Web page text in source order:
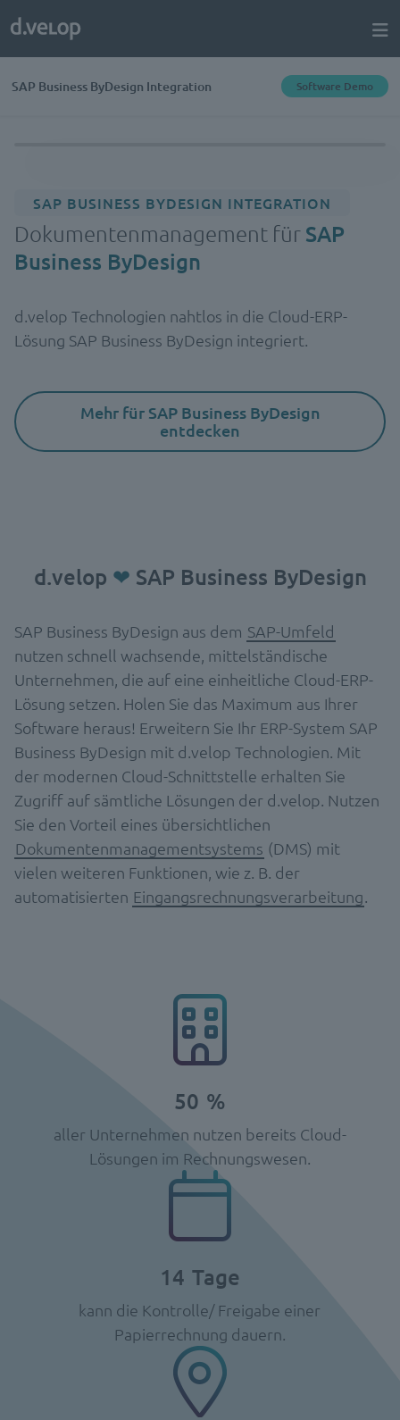
SAP Business ByDesign Integration Software Demo
SAP BUSINESS BYDESIGN INTEGRATION
Dokumentenmanagement für SAP
Business ByDesign
d.velop Technologien nahtlos in die Cloud-ERP-
Lösung SAP Business ByDesign integriert.
Mehr für SAP Business ByDesign
entdecken
d.velop ❤ SAP Business ByDesign
SAP Business ByDesign aus dem SAP-Umfeld
nutzen schnell wachsende, mittelständische
Unternehmen, die auf eine einheitliche Cloud-ERP-
Lösung setzen. Holen Sie das Maximum aus Ihrer
Software heraus! Erweitern Sie Ihr ERP-System SAP
Business ByDesign mit d.velop Technologien. Mit
der modernen Cloud-Schnittstelle erhalten Sie
Zugriff auf sämtliche Lösungen der d.velop. Nutzen
Sie den Vorteil eines übersichtlichen
Dokumentenmanagementsystems (DMS) mit
vielen weiteren Funktionen, wie z. B. der
automatisierten Eingangsrechnungsverarbeitung.
50 %
aller Unternehmen nutzen bereits Cloud-
Lösungen im Rechnungswesen.
14 Tage
kann die Kontrolle/ Freigabe einer
Papierrechnung dauern.